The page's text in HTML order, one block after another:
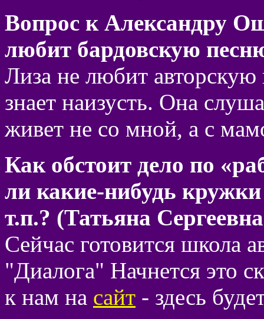
Вопрос к Александру
любит бардовскую
Лиза не любит
знает наизусть. Она
живет не со мной, а с
Как обстоит дело по
ли какие-нибудь
т.п.? (Татьяна
Сейчас готовится школа
"Диалога" Начнется это
к нам на сайт - здесь